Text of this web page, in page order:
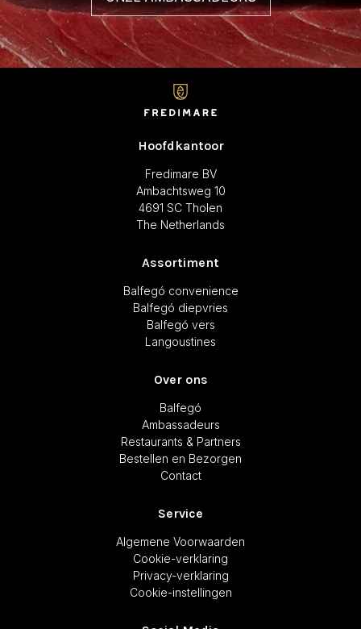
Hoofdkantoor
Fredimare BV
Ambachtsweg 10
4691 SC Tholen
The Netherlands
Assortiment
Balfegó convenience
Balfegó diepvries
Balfegó vers
Langoustines
Over ons
Balfegó
Ambassadeurs
Restaurants & Partners
Bestellen en Bezorgen
Contact
Service
Algemene Voorwaarden
Cookie-verklaring
Privacy-verklaring
Cookie-instellingen